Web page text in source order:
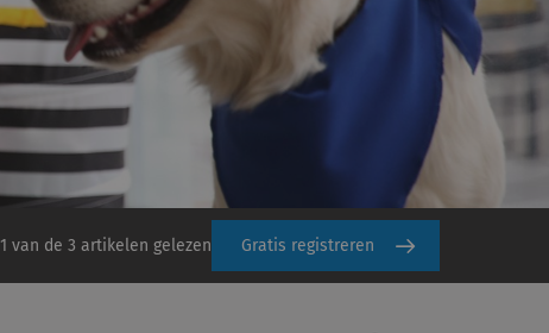
1 van de 3 artikelen gelezen Gratis registreren